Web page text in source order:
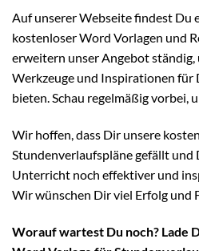
Auf unserer Webseite findest Du
kostenloser Word Vorlagen und
erweitern unser Angebot ständig,
Werkzeuge und Inspirationen für
bieten. Schau regelmäßig vorbei,
Wir hoffen, dass Dir unsere
Stundenverlaufspläne gefällt und
Unterricht noch effektiver und
Wir wünschen Dir viel Erfolg und
Worauf wartest Du noch? Lade